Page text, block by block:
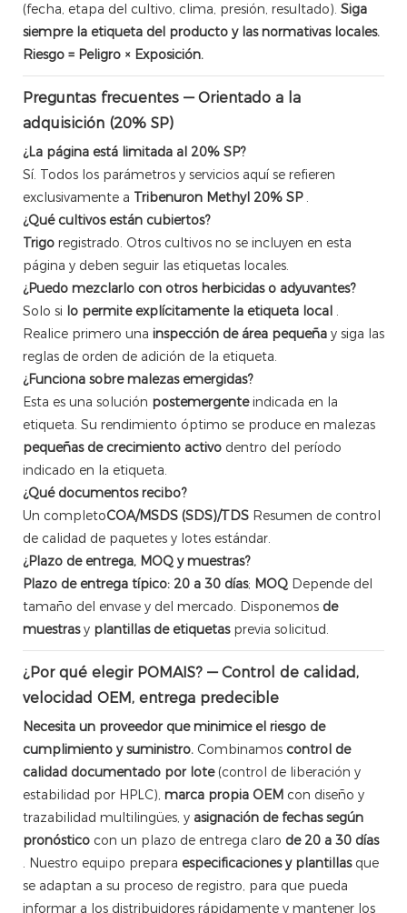
(fecha, etapa del cultivo, clima, presión, resultado). Siga
siempre la etiqueta del producto y las normativas locales.
Riesgo = Peligro × Exposición.
Preguntas frecuentes — Orientado a la
adquisición (20% SP)
¿La página está limitada al 20% SP?
Sí. Todos los parámetros y servicios aquí se refieren
exclusivamente a Tribenuron Methyl 20% SP.
¿Qué cultivos están cubiertos?
Trigo registrado. Otros cultivos no se incluyen en esta
página y deben seguir las etiquetas locales.
¿Puedo mezclarlo con otros herbicidas o adyuvantes?
Solo si lo permite explícitamente la etiqueta local .
Realice primero una inspección de área pequeña y siga las
reglas de orden de adición de la etiqueta.
¿Funciona sobre malezas emergidas?
Esta es una solución postemergenteindicada en la
etiqueta. Su rendimiento óptimo se produce en malezas
pequeñas de crecimiento activo dentro del período
indicado en la etiqueta.
¿Qué documentos recibo?
Un completoCOA/MSDS (SDS)/TDS Resumen de control
de calidad de paquetes y lotes estándar.
¿Plazo de entrega, MOQ y muestras?
Plazo de entrega típico: 20 a 30 días; MOQ Depende del
tamaño del envase y del mercado. Disponemos de
muestrasy plantillas de etiquetasprevia solicitud.
¿Por qué elegir POMAIS? — Control de calidad,
velocidad OEM, entrega predecible
Necesita un proveedor que minimice el riesgo de
cumplimiento y suministro. Combinamos control de
calidad documentado por lote(control de liberación y
estabilidad por HPLC), marca propia OEM con diseño y
trazabilidad multilingües, y asignación de fechas según
pronóstico con un plazo de entrega claro de 20 a 30 días
. Nuestro equipo prepara especificaciones y plantillasque
se adaptan a su proceso de registro, para que pueda
informar a los distribuidores rápidamente y mantener los